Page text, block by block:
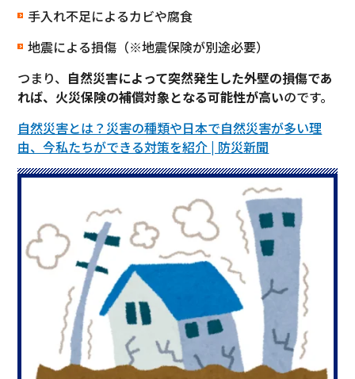
手入れ不足によるカビや腐食
地震による損傷（※地震保険が別途必要）
つまり、 自然災害によって突然発生した外壁の損傷であ
れば、火災保険の補償対象となる可能性が高いのです。
自然災害とは？災害の種類や日本で自然災害が多い理
由、今私たちができる対策を紹介 | 防災新聞